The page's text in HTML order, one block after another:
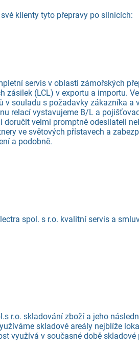
klienty tyto přepravy po silnicích:
servis v oblasti zámořských
zásilek (LCL) v exportu a importu.
v souladu s požadavky zákazníka a
relací vystavujeme B/L a
doručit velmi promptně odesilateli
ve světových přístavech a
a podobně.
spol. s r.o. kvalitní servis a
r.o. skladování zboží a jeho
skladové areály nejblíže
využívá v současné době skladové